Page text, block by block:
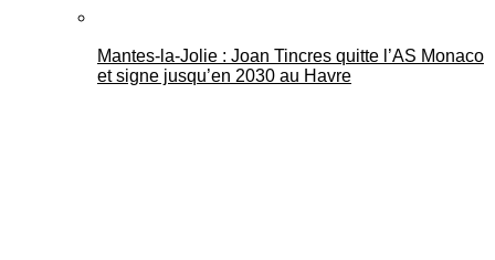
Mantes-la-Jolie : Joan Tincres quitte l’AS Monaco
et signe jusqu’en 2030 au Havre